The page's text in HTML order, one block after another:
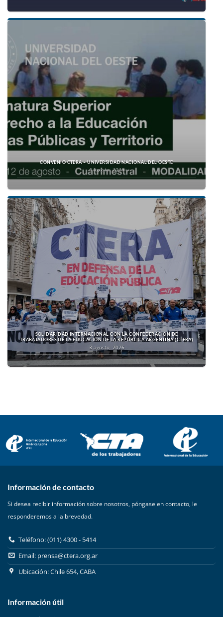
CONVENIO CTERA – UNIVERSIDAD NACIONAL DEL OESTE
4 agosto, 2026
SOLIDARIDAD INTERNACIONAL CON LA CONFEDERACIÓN DE
TRABAJADORES DE LA EDUCACIÓN DE LA REPÚBLICA ARGENTINA (CTERA)
3 agosto, 2026
Información de contacto
Si desea recibir información sobre nosotros, póngase en contacto, le
responderemos a la brevedad.
Teléfono: (011) 4300 - 5414
Email: prensa@ctera.org.ar
Ubicación: Chile 654, CABA
Información útil